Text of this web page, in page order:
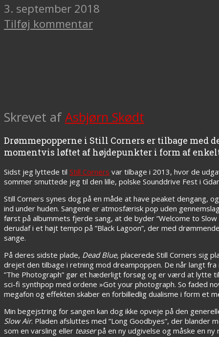
3. september 2018
Tilføj kommentar
Skrevet afAsbjørn Skødt
Drømmepopperne i Still Corners er tilbage med
momentvis løftet af højdepunkter i form af
Sidst jeg lyttede til Still Corners var tilbage i 2013, hvor de
sommer smuttede jeg til den lille, polske Sounddrive Fest i
Still Corners synes dog på en måde at have peaket dengang,
ind under huden. Sangene er atmosfærisk pop uden
først på albummets fjerde sang, at de byder ”Welcome to
derudaf i et højt tempo på ”Black Lagoon”, der med
sange.
På deres sidste plade, Dead Blue, placerede Still Corners sig
drejet den tilbage i retning mod dreampoppen. De når langt
”The Photograph” gør et hæderligt forsøg og er værd at lytte
sci-fi synthpop med ordene »Got your photograph. So faded
megafon og effekten skaber en forbilledlig dualisme i form et
Min begejstring for sangen kan dog ikke opveje på den
Slow Air. Pladen afsluttes med ”Long Goodbyes”, der
som en varsling eller teaserpå en ny udgivelse og måske en